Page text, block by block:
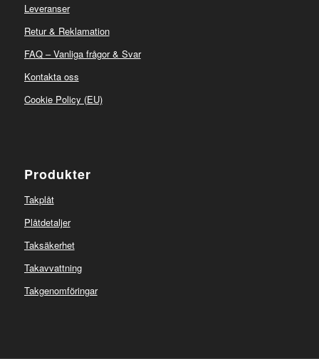
Leveranser
Retur & Reklamation
FAQ – Vanliga frågor & Svar
Kontakta oss
Cookie Policy (EU)
Produkter
Takplåt
Plåtdetaljer
Taksäkerhet
Takavvattning
Takgenomföringar